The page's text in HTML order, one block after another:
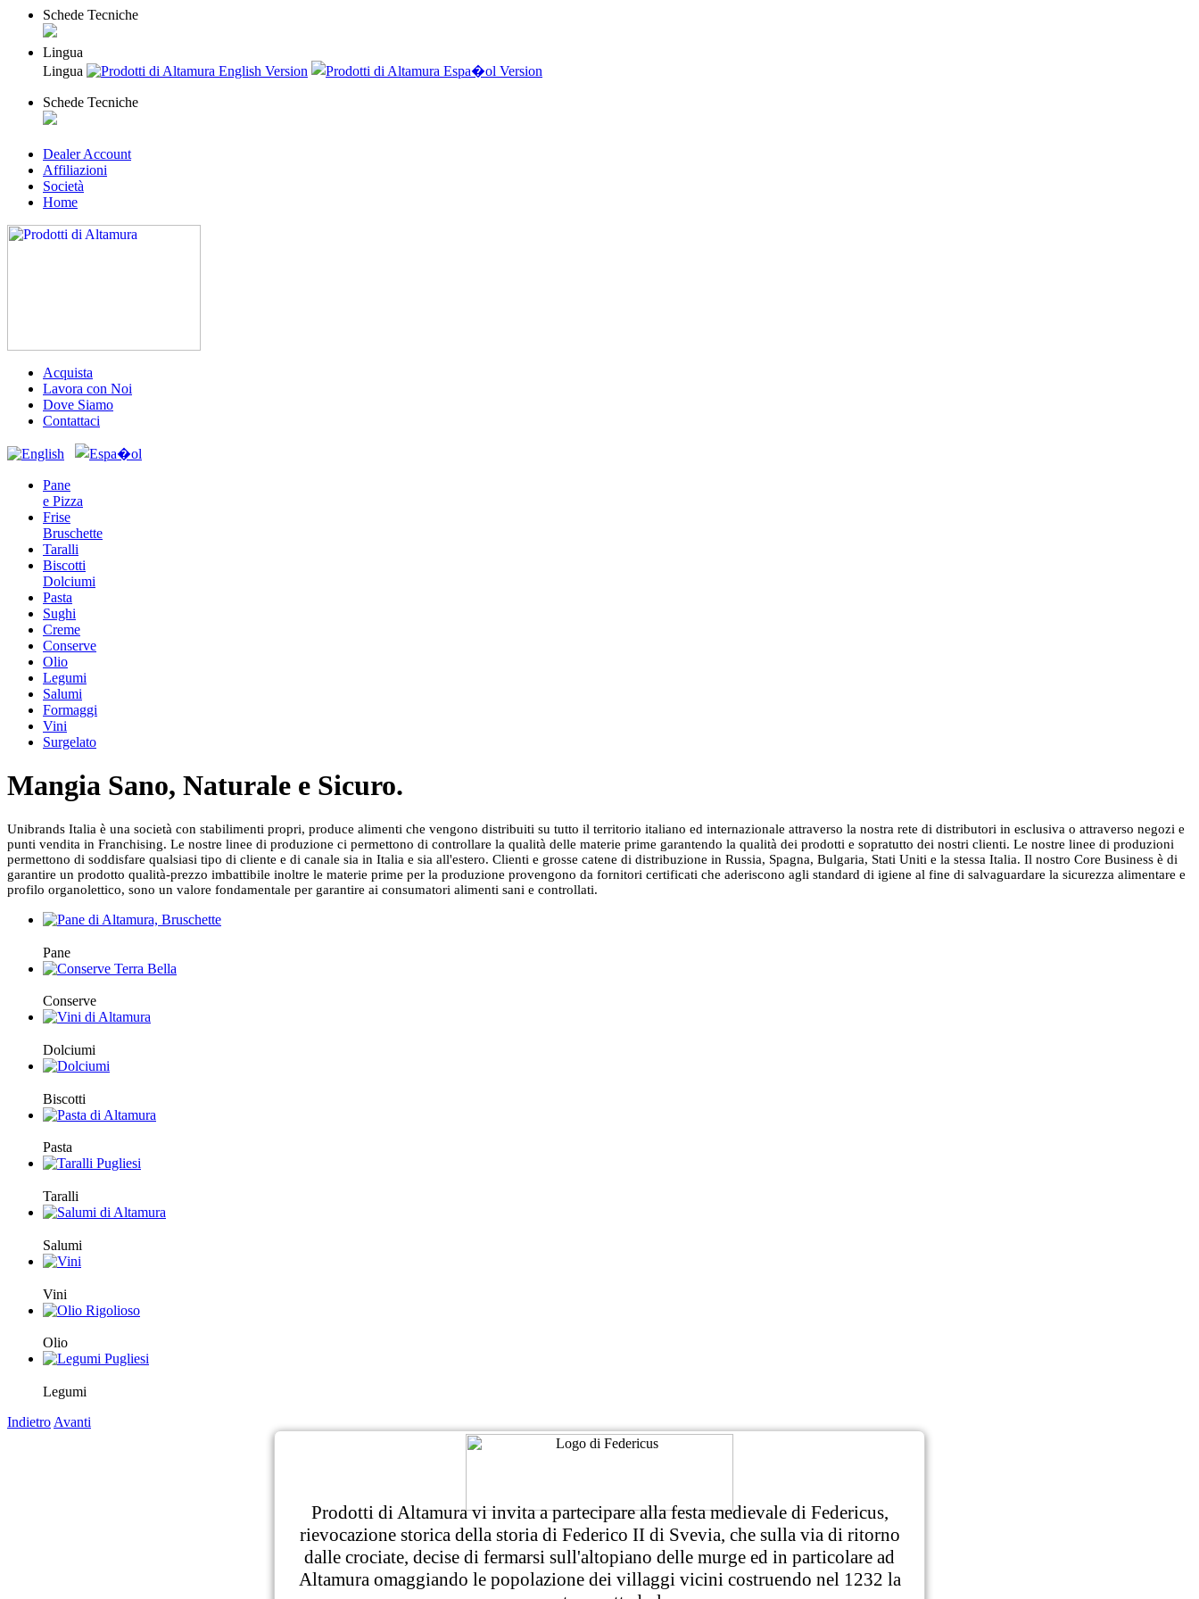
Schede Tecniche
Lingua
Lingua
Schede Tecniche
Dealer Account
Affiliazioni
Società
Home
Acquista
Lavora con Noi
Dove Siamo
Contattaci
Pane
e Pizza
Frise
Bruschette
Taralli
Biscotti
Dolciumi
Pasta
Sughi
Creme
Conserve
Olio
Legumi
Salumi
Formaggi
Vini
Surgelato
Mangia Sano, Naturale e Sicuro.
Unibrands Italia è una società con stabilimenti propri, produce alimenti che vengono distribuiti su tutto il territorio italiano ed internazionale attraverso la nostra rete di distributori in esclusiva o attraverso negozi e
punti vendita in Franchising. Le nostre linee di produzione ci permettono di controllare la qualità delle materie prime garantendo la qualità dei prodotti e sopratutto dei nostri clienti. Le nostre linee di produzioni
permettono di soddisfare qualsiasi tipo di cliente e di canale sia in Italia e sia all'estero. Clienti e grosse catene di distribuzione in Russia, Spagna, Bulgaria, Stati Uniti e la stessa Italia. Il nostro Core Business è di
garantire un prodotto qualità-prezzo imbattibile inoltre le materie prime per la produzione provengono da fornitori certificati che aderiscono agli standard di igiene al fine di salvaguardare la sicurezza alimentare e
profilo organolettico, sono un valore fondamentale per garantire ai consumatori alimenti sani e controllati.
Pane
Conserve
Dolciumi
Biscotti
Pasta
Taralli
Salumi
Vini
Olio
Legumi
Indietro Avanti
Prodotti di Altamura vi invita a partecipare alla festa medievale di Federicus,
rievocazione storica della storia di Federico II di Svevia, che sulla via di ritorno
dalle crociate, decise di fermarsi sull'altopiano delle murge ed in particolare ad
Altamura omaggiando le popolazione dei villaggi vicini costruendo nel 1232 la